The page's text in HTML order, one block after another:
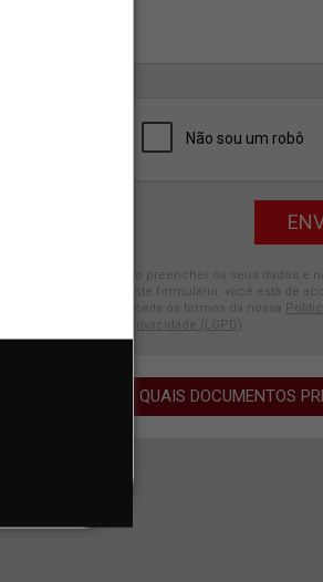
Ao preencher os seus dados e
este formulário, você está de
aceita os termos da nossa
Privacidade (LGPD)
QUAIS DOCUMENTOS